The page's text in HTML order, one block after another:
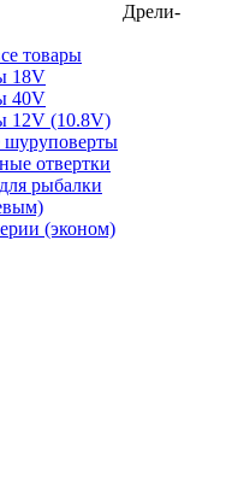
Дрели-
товары
18V
40V
12V (10.8V)
шуруповерты
отвертки
рыбалки
(эконом)